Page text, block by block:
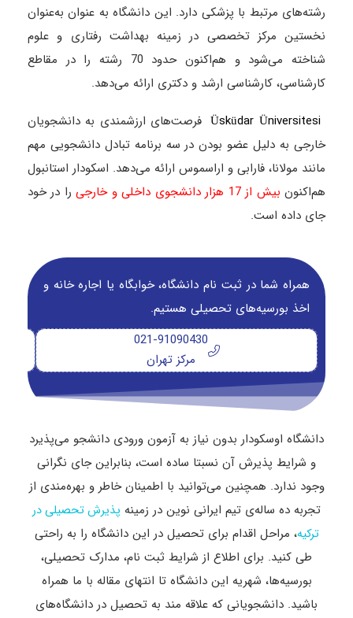
رشته‌های مرتبط با پزشکی دارد. این دانشگاه به عنوان به‌عنوان
نخستین مرکز تخصصی در زمینه بهداشت رفتاری و علوم
شناخته می‌شود و هم‌اکنون حدود 70 رشته را در مقاطع
کارشناسی، کارشناسی ارشد و دکتری ارائه می‌دهد.
Üsküdar Üniversitesi
فرصت‌های ارزشمندی به دانشجویان
خارجی به دلیل عضو بودن در سه برنامه تبادل دانشجویی مهم
مانند مولانا، فارابی و اراسموس ارائه می‌دهد. اسکودار استانبول
هم‌اکنون بیش از 17 هزار دانشجوی داخلی و خارجی
را در خود
جای داده است.
همراه شما در ثبت نام دانشگاه‌، خوابگاه یا اجاره خانه و
اخذ بورسیه‌های تحصیلی هستیم.
021-91090430
مرکز تهران
دانشگاه اوسکودار بدون نیاز به آزمون ورودی دانشجو می‌پذیرد
و شرایط پذیرش آن نسبتا ساده است، بنابراین جای نگرانی
وجود ندارد. همچنین می‌توانید با اطمینان خاطر و بهره‌مندی از
تجربه ده‌ ساله‌ی تیم ایرانی نوین در زمینه پذیرش تحصیلی در
ترکیه، مراحل اقدام برای تحصیل در این دانشگاه را به‌ راحتی
طی کنید. برای اطلاع از شرایط ثبت نام، مدارک تحصیلی،
بورسیه‌ها، شهریه این دانشگاه تا انتهای مقاله با ما همراه
باشید. دانشجویانی که علاقه مند به تحصیل در دانشگاه‌های